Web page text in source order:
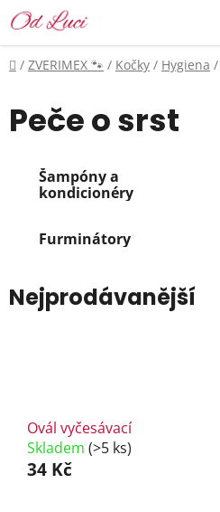
Přejít
na
obsah
Domů
/ ZVERIMEX 🐾 / Kočky / Hygiena /
Peče o srst
Šampóny a
kondicionéry
Furminátory
Nejprodávanější
Ovál vyčesávací
Skladem (>5 ks)
34 Kč